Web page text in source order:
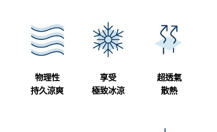
物理性
持久涼爽
享受
極致冰涼
超透氣
散熱